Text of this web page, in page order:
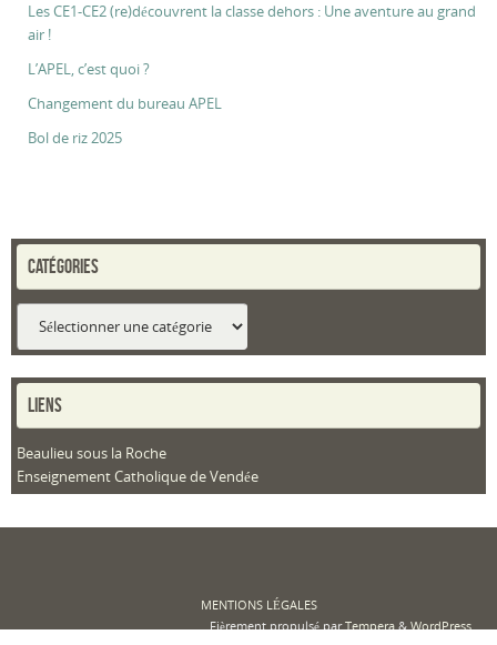
Les CE1-CE2 (re)découvrent la classe dehors : Une aventure au grand
air !
L’APEL, c’est quoi ?
Changement du bureau APEL
Bol de riz 2025
CATÉGORIES
LIENS
Beaulieu sous la Roche
Enseignement Catholique de Vendée
MENTIONS LÉGALES
Fièrement propulsé parTempera & WordPress.